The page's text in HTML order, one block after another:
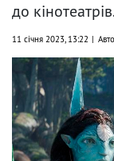
до
11 січня 2023, 13:22